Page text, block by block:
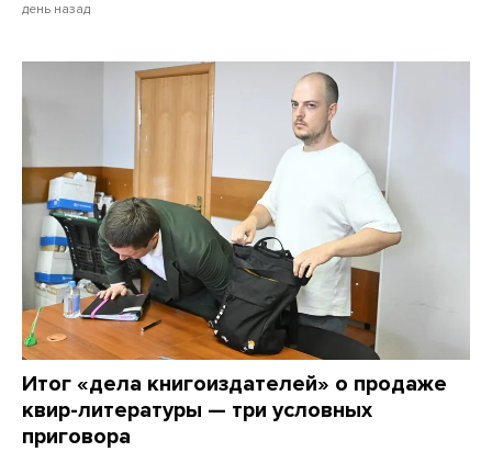
день назад
Итог «дела книгоиздателей» о продаже
квир-литературы — три условных
приговора